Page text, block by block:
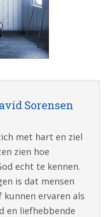
Sorensen
met hart en ziel
zien hoe
echt te kennen.
is dat mensen
kunnen ervaren als
en liefhebbende